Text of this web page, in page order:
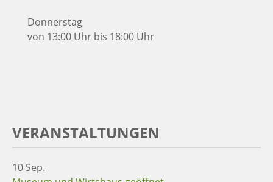
Donnerstag
von 13:00 Uhr bis 18:00 Uhr
VERANSTALTUNGEN
10 Sep.